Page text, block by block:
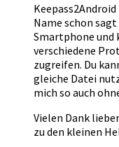
Name schon
Smartphone und
verschiedene
zugreifen. Du
gleiche Datei
mich so auch
Vielen Dank
zu den kleinen